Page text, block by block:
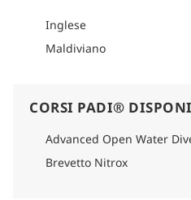
Inglese
Maldiviano
CORSI PADI®
Advanced Open Water
Brevetto Nitrox